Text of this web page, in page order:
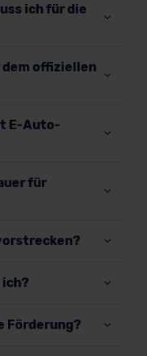
ich für die
dem offiziellen
E-Auto-
für
ich?
Förderung?